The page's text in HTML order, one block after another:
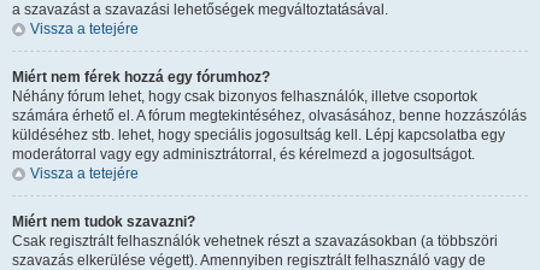
a szavazást a szavazási lehetőségek megváltoztatásával.
Vissza a tetejére
Miért nem férek hozzá egy fórumhoz?
Néhány fórum lehet, hogy csak bizonyos felhasználók, illetve csoportok
számára érhető el. A fórum megtekintéséhez, olvasásához, benne hozzászólás
küldéséhez stb. lehet, hogy speciális jogosultság kell. Lépj kapcsolatba egy
moderátorral vagy egy adminisztrátorral, és kérelmezd a jogosultságot.
Vissza a tetejére
Miért nem tudok szavazni?
Csak regisztrált felhasználók vehetnek részt a szavazásokban (a többszöri
szavazás elkerülése végett). Amennyiben regisztrált felhasználó vagy de